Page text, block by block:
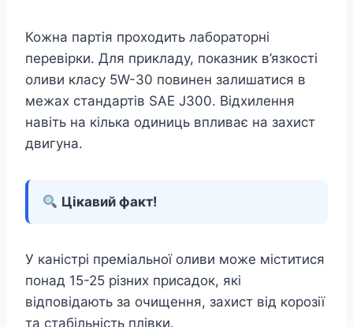
Кожна партія проходить лабораторні
перевірки. Для прикладу, показник в’язкості
оливи класу 5W-30 повинен залишатися в
межах стандартів SAE J300. Відхилення
навіть на кілька одиниць впливає на захист
двигуна.
Цікавий факт!
У каністрі преміальної оливи може міститися
понад 15-25 різних присадок, які
відповідають за очищення, захист від корозії
та стабільність плівки.